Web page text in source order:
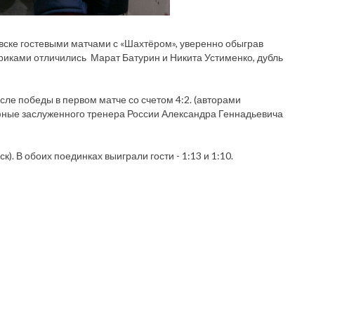
гостевыми матчами с «Шахтёром», уверенно обыграв
отличились Марат Батурин и Никита Устименко, дубль
победы в первом матче со счетом 4:2. (авторами
заслуженного тренера России Александра Геннадьевича
В обоих поединках выиграли гости - 1:13 и 1:10.